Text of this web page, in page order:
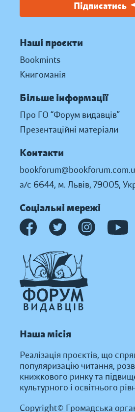
Підписатись
Наші проєкти
Bookmints
Книгоманія
Більше інформації
Про ГО “Форум видавців”
Презентаційні матеріали
Контакти
а/с 6644, м. Львів, 79005,
Соціальні мережі
Наша місія
Реалізація проєктів, що
популяризацію читання,
книжкового ринку та
культурного і освітнього
Copyright© Громадська